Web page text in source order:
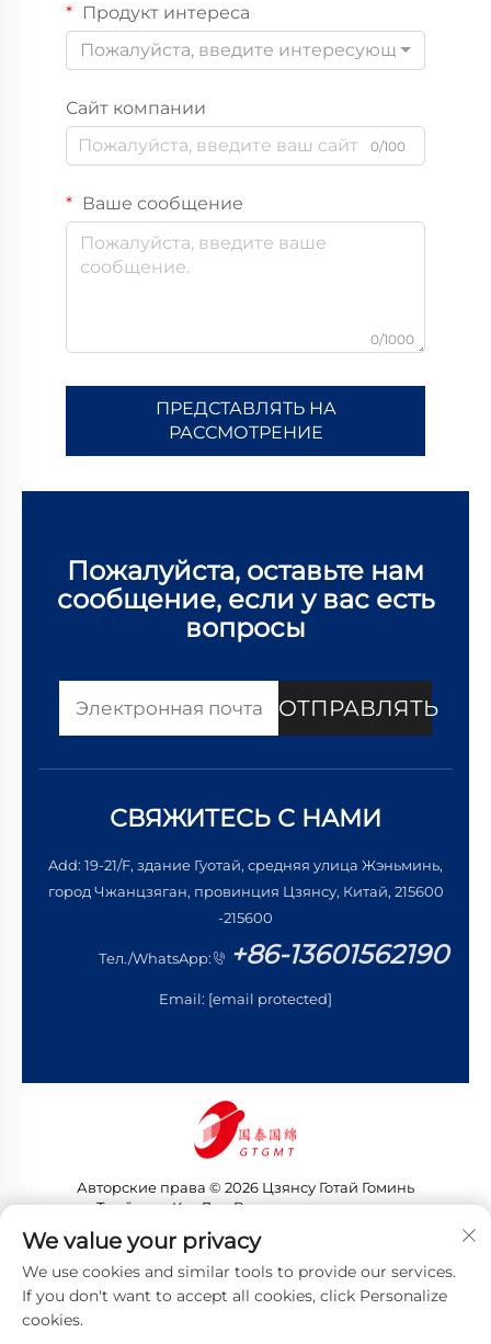
Продукт интереса
Пожалуйста, введите интересующий вас
Сайт компании
0/100
Ваше сообщение
0/1000
ПРЕДСТАВЛЯТЬ НА
РАССМОТРЕНИЕ
Пожалуйста, оставьте нам
сообщение, если у вас есть
вопросы
ОТПРАВЛЯТЬ
СВЯЖИТЕСЬ С НАМИ
Add: 19-21/F, здание Гуотай, средняя улица Жэньминь,
город Чжанцзяган, провинция Цзянсу, Китай, 215600
-215600
Тел./WhatsApp: +86-13601562190
Email: [email protected]
Авторские права © 2026 Цзянсу Готай Гоминь
Трейдинг Ко., Лтд. Все права защищены
Политика конфиденциальности
We value your privacy
We use cookies and similar tools to provide our services.
If you don't want to accept all cookies, click Personalize
cookies.